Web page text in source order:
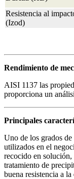
Resistencia al
(Izod)
Rendimiento de
AISI 1137 las
proporciona un
Principales
Uno de los grados
utilizados en el
recocido en solución,
tratamiento de
buena resistencia a